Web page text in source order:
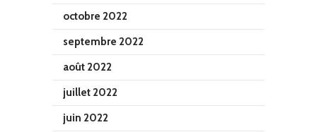
octobre 2022
septembre 2022
août 2022
juillet 2022
juin 2022